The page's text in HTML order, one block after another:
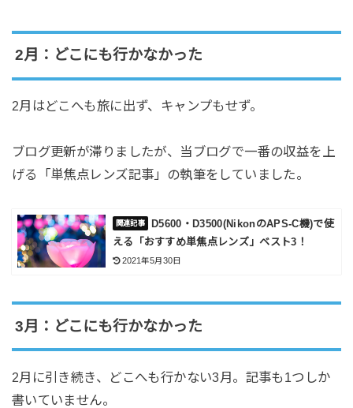
2月：どこにも行かなかった
2月はどこへも旅に出ず、キャンプもせず。
ブログ更新が滞りましたが、当ブログで一番の収益を上
げる「単焦点レンズ記事」の執筆をしていました。
D5600・D3500(NikonのAPS-C機)で使
える「おすすめ単焦点レンズ」ベスト3！
2021年5月30日
3月：どこにも行かなかった
2月に引き続き、どこへも行かない3月。記事も1つしか
書いていません。